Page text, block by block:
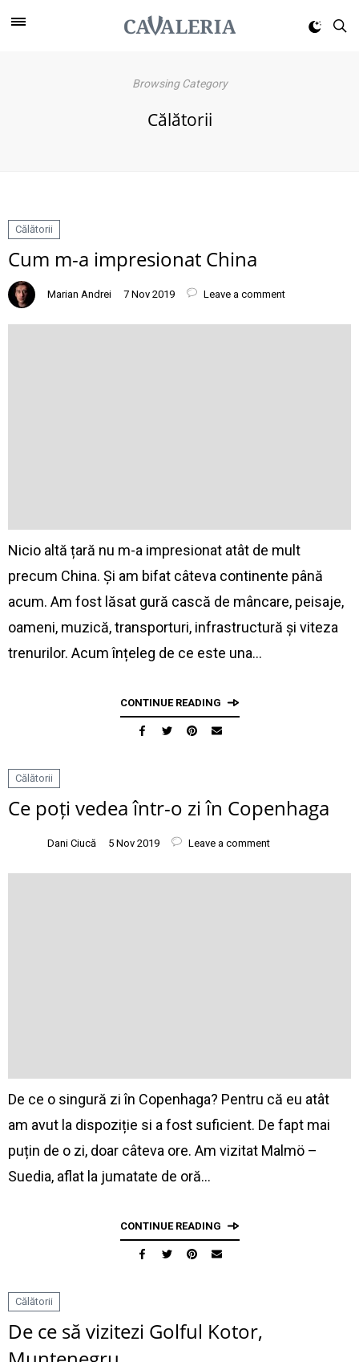
Browsing Category
Călătorii
Călătorii
Cum m-a impresionat China
Marian Andrei 7 Nov 2019 Leave a comment
Nicio altă țară nu m-a impresionat atât de mult
precum China. Și am bifat câteva continente până
acum. Am fost lăsat gură cască de mâncare, peisaje,
oameni, muzică, transporturi, infrastructură și viteza
trenurilor. Acum înțeleg de ce este una…
CONTINUE READING
Călătorii
Ce poți vedea într-o zi în Copenhaga
Dani Ciucă 5 Nov 2019 Leave a comment
De ce o singură zi în Copenhaga? Pentru că eu atât
am avut la dispoziție si a fost suficient. De fapt mai
puțin de o zi, doar câteva ore. Am vizitat Malmö –
Suedia, aflat la jumatate de oră…
CONTINUE READING
Călătorii
De ce să vizitezi Golful Kotor,